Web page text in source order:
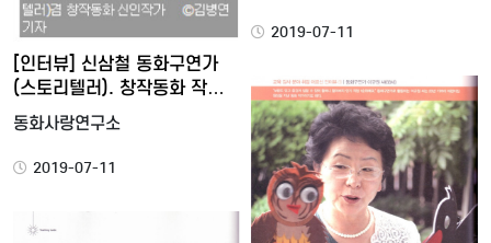
[인터뷰] 신삼철 동화구연가
(스토리텔러). 창작동화 작…
동화사랑연구소
2019-07-11
2019-07-11